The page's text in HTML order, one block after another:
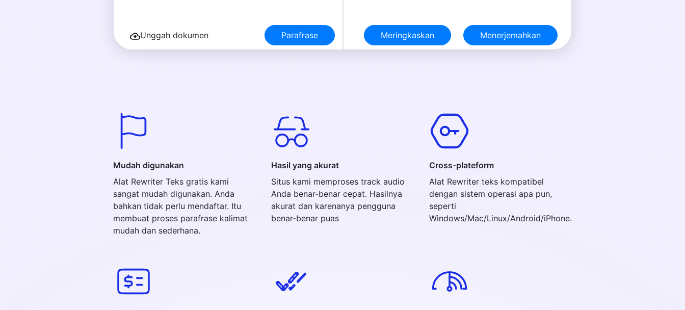
Unggah dokumen Parafrase Meringkaskan Menerjemahkan
Mudah digunakan
Alat Rewriter Teks gratis kami
sangat mudah digunakan. Anda
bahkan tidak perlu mendaftar. Itu
membuat proses parafrase kalimat
mudah dan sederhana.
Hasil yang akurat
Situs kami memproses track audio
Anda benar-benar cepat. Hasilnya
akurat dan karenanya pengguna
benar-benar puas
Cross-plateform
Alat Rewriter teks kompatibel
dengan sistem operasi apa pun,
seperti
Windows/Mac/Linux/Android/iPhone.